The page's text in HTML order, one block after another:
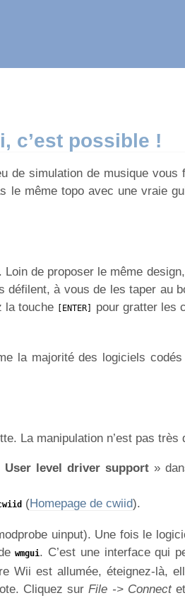
c’est possible !
de simulation de musique vous
le même topo avec une vraie
de proposer le même
à vous de les taper au
la touche
[ENTER] pour gratter les
la majorité des logiciels
La manipulation n’est pas très
User level driver support»
(Homepage de cwiid).
uinput). Une fois le
wmgui. C’est une interface qui
est allumée, éteignez-là,
Cliquez surFile -> Connectet